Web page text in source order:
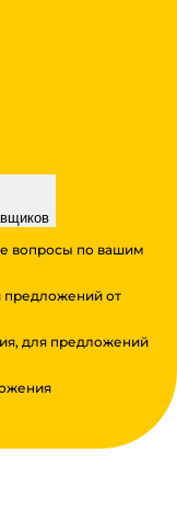
вопросы по вашим
предложений от
для предложений